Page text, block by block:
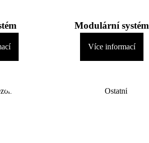
Modulární systém
Více informací